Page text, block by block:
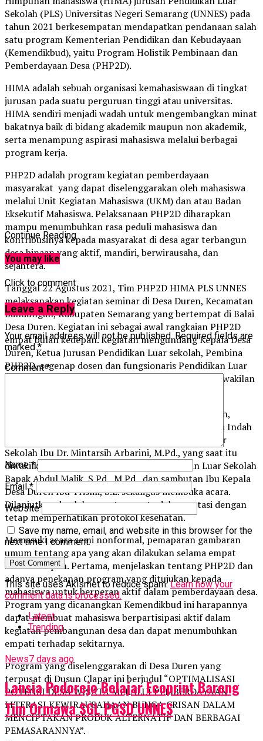
Sekolah (PLS) Universitas Negeri Semarang (UNNES) pada
tahun 2021 berkesempatan mendapatkan pendanaan salah
satu program Kementerian Pendidikan dan Kebudayaan
(Kemendikbud), yaitu Program Holistik Pembinaan dan
Pemberdayaan Desa (PHP2D).
HIMA adalah sebuah organisasi kemahasiswaan di tingkat
jurusan pada suatu perguruan tinggi atau universitas.
HIMA sendiri menjadi wadah untuk mengembangkan minat
bakatnya baik di bidang akademik maupun non akademik,
serta menampung aspirasi mahasiswa melalui berbagai
program kerja.
PHP2D adalah program kegiatan pemberdayaan
masyarakat yang dapat diselenggarakan oleh mahasiswa
melalui Unit Kegiatan Mahasiswa (UKM) dan atau Badan
Eksekutif Mahasiswa. Pelaksanaan PHP2D diharapkan
mampu menumbuhkan rasa peduli mahasiswa dan
kontribusinya kepada masyarakat di desa agar terbangun
desa binaan yang aktif, mandiri, berwirausaha, dan
sejahtera.
Tanggal 22 Agustus 2021, Tim PHP2D HIMA PLS UNNES
melaksanakan kegiatan seminar di Desa Duren, Kecamatan
Bandungan, Kabupaten Semarang yang bertempat di Balai
Desa Duren. Kegiatan ini sebagai awal rangkaian PHP2D
empat bulan kedepan. Kegiatan mengundang Kepala Desa
Duren, Ketua Jurusan Pendidikan Luar sekolah, Pembina
PHP2D, segenap dosen dan fungsionaris Pendidikan Luar
Sekolah, Ketua Gemah Ripah, dan seluruh mitra perwakilan
Rangkaian acara seminar diawali dengan pembukaan,
sambutan oleh ketua pelaksana mahasiswa sdr Rana Indah
Setyawati, sambutan Ketua Jurusan Pendidikan Luar
Sekolah Ibu Dr. Mintarsih Arbarini, M.Pd., yang saat itu
diwakilkan oleh Sekretaris Jurusan Pendidikan Luar Sekolah
Bapak Abdul Malik, S.Pd., M.Pd., dan sambutan Ibu Kepala
Desa Duren Ibu Trismi, S.E. sekaligus membuka acara.
Dilanjutkan doa lalu penutup, serta dokumentasi dengan
tetap memperhatikan protokol kesehatan.
Memasuki acara semi nonformal, pemaparan gambaran
umum tentang apa yang akan dilakukan selama empat
bulan kedepan. Pertama, menjelaskan tentang PHP2D dan
adanya penekanan program yang ditujukan kepada
mahasiswa untuk berperan aktif dalam pemberdayaan desa.
Program yang dicanangkan Kemendikbud ini harapannya
dapat membuat mahasiswa berpartisipasi aktif dalam
kegiatan pembangunan desa dan dapat menumbuhkan
empati terhadap sekitarnya.
Program yang diselenggarakan di Desa Duren yang
terpusat di Dusun Clapar ini berjudul “OPTIMALISASI
POTENSI DESA WISATA MELALUI PEMBERDAYAAN
LITERASI KEWIRAUSAHAAN BUNGA CRISAN DALAM
MENCIPTAKAN PRODUK ALTERNATIF DAN BERBAGAI
PEMASARANNYA”.
Continue Reading
You may like
Click to comment
Leave a Reply
Your email address will not be published. Required fields are
marked*
Comment*
Name*
Email*
Website
Save my name, email, and website in this browser for the
next time I comment.
This site uses Akismet to reduce spam.Learn how your
comment data is processed.
Latest
Trending
News7 days ago
Lansia Podorejo Belajar Ecoprint Bareng
Tim Ormawa SGL PGSD UNNES